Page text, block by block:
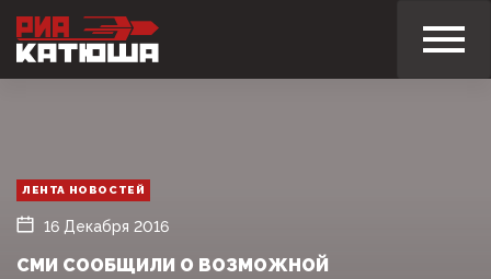
ЛЕНТА НОВОСТЕЙ
16 Декабря 2016
СМИ СООБЩИЛИ О ВОЗМОЖНОЙ